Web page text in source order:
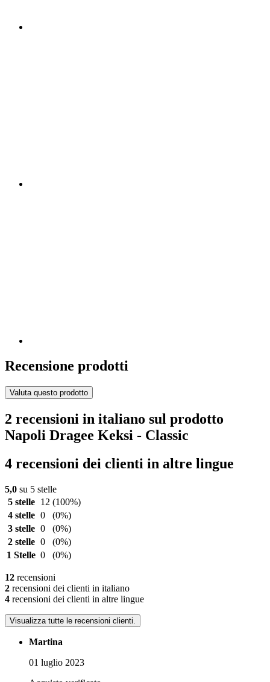
Recensione prodotti
Valuta questo prodotto
2 recensioni in italiano sul prodotto
Napoli Dragee Keksi - Classic
4 recensioni dei clienti in altre lingue
5,0 su 5 stelle
5 stelle
12 (100%)
4 stelle 0
(0%)
3 stelle 0
(0%)
2 stelle 0
(0%)
1 Stelle 0 (0%)
12 recensioni
2 recensioni dei clienti in italiano
4 recensioni dei clienti in altre lingue
Visualizza tutte le recensioni clienti.
Martina
01 luglio 2023